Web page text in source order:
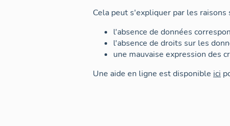
Cela peut s'expliquer par les raisons
l'absence de données
l'absence de droits sur les
une mauvaise expression des
Une aide en ligne est disponible ici